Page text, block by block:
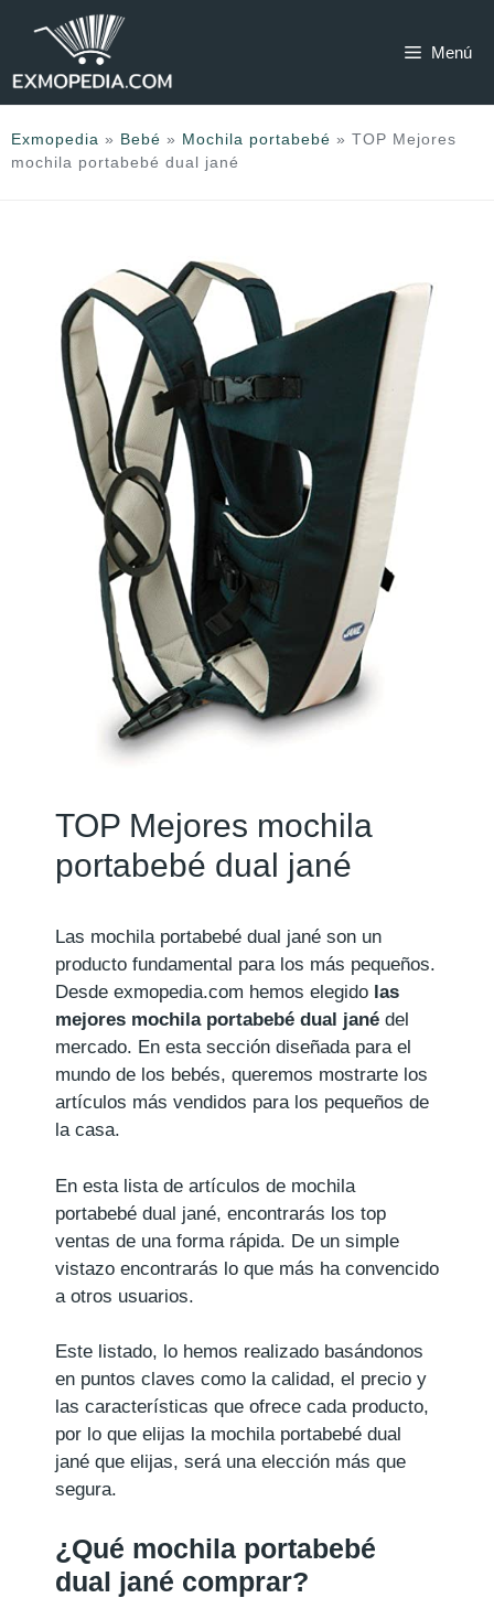
Menú
Exmopedia » Bebé » Mochila portabebé » TOP Mejores
mochila portabebé dual jané
TOP Mejores mochila
portabebé dual jané
Las mochila portabebé dual jané son un
producto fundamental para los más pequeños.
Desde exmopedia.com hemos elegido las
mejores mochila portabebé dual jané del
mercado. En esta sección diseñada para el
mundo de los bebés, queremos mostrarte los
artículos más vendidos para los pequeños de
la casa.
En esta lista de artículos de mochila
portabebé dual jané, encontrarás los top
ventas de una forma rápida. De un simple
vistazo encontrarás lo que más ha convencido
a otros usuarios.
Este listado, lo hemos realizado basándonos
en puntos claves como la calidad, el precio y
las características que ofrece cada producto,
por lo que elijas la mochila portabebé dual
jané que elijas, será una elección más que
segura.
¿Qué mochila portabebé
dual jané comprar?